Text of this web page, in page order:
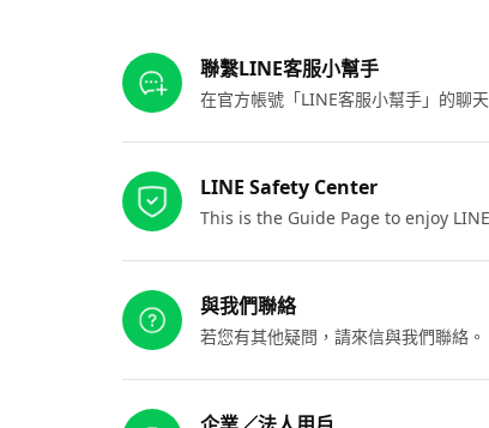
聯繫LINE客服小幫手
在官方帳號「LINE客服小幫手」的聊
LINE Safety Center
This is the Guide Page to enjoy
與我們聯絡
若您有其他疑問，請來信與我們聯絡。